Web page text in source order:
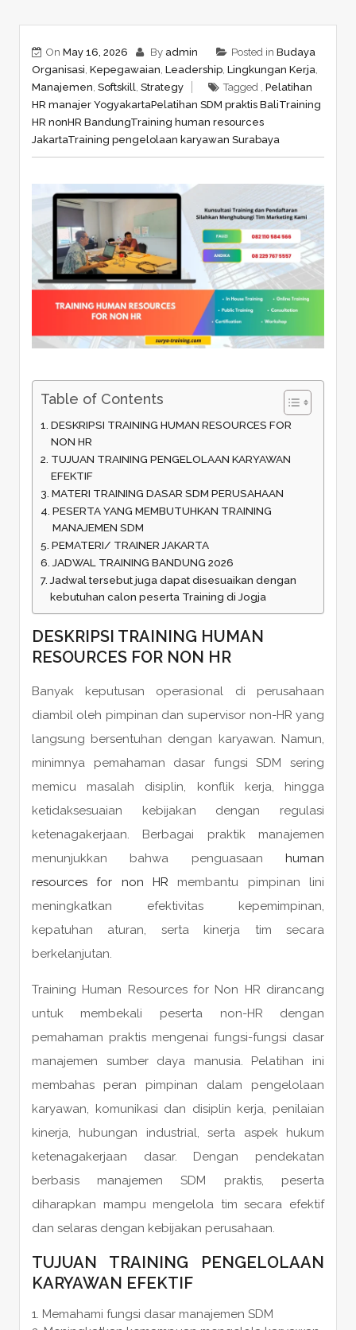
On May 16, 2026 By admin Posted in Budaya
Organisasi, Kepegawaian, Leadership, Lingkungan Kerja,
Manajemen, Softskill, Strategy Tagged , Pelatihan
HR manajer YogyakartaPelatihan SDM praktis BaliTraining
HR nonHR BandungTraining human resources
JakartaTraining pengelolaan karyawan Surabaya
Table of Contents
DESKRIPSI TRAINING HUMAN RESOURCES FOR
NON HR
TUJUAN TRAINING PENGELOLAAN KARYAWAN
EFEKTIF
MATERI TRAINING DASAR SDM PERUSAHAAN
PESERTA YANG MEMBUTUHKAN TRAINING
MANAJEMEN SDM
PEMATERI/ TRAINER JAKARTA
JADWAL TRAINING BANDUNG 2026
Jadwal tersebut juga dapat disesuaikan dengan
kebutuhan calon peserta Training di Jogja
DESKRIPSI TRAINING HUMAN
RESOURCES FOR NON HR
Banyak keputusan operasional di perusahaan
diambil oleh pimpinan dan supervisor non-HR yang
langsung bersentuhan dengan karyawan. Namun,
minimnya pemahaman dasar fungsi SDM sering
memicu masalah disiplin, konflik kerja, hingga
ketidaksesuaian kebijakan dengan regulasi
ketenagakerjaan. Berbagai praktik manajemen
menunjukkan bahwa penguasaanhuman
resources for non HR membantu pimpinan lini
meningkatkan efektivitas kepemimpinan,
kepatuhan aturan, serta kinerja tim secara
berkelanjutan.
Training Human Resources for Non HR dirancang
untuk membekali peserta non-HR dengan
pemahaman praktis mengenai fungsi-fungsi dasar
manajemen sumber daya manusia. Pelatihan ini
membahas peran pimpinan dalam pengelolaan
karyawan, komunikasi dan disiplin kerja, penilaian
kinerja, hubungan industrial, serta aspek hukum
ketenagakerjaan dasar. Dengan pendekatan
berbasis manajemen SDM praktis, peserta
diharapkan mampu mengelola tim secara efektif
dan selaras dengan kebijakan perusahaan.
TUJUAN TRAINING PENGELOLAAN
KARYAWAN EFEKTIF
Memahami fungsi dasar manajemen SDM